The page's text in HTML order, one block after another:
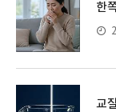
한
교